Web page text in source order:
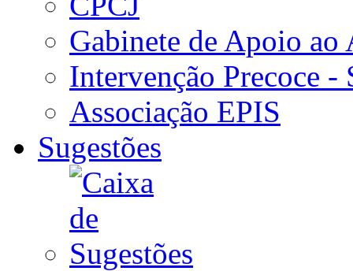
Gabinete de Apoio ao
Intervenção Precoce -
Associação EPIS
Sugestões